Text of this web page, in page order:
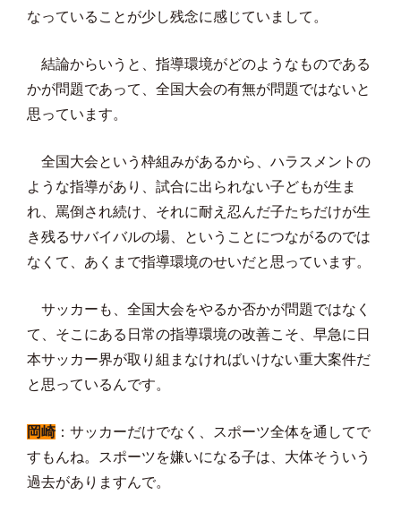
なっていることが少し残念に感じていまして。
結論からいうと、指導環境がどのようなものである
かが問題であって、全国大会の有無が問題ではないと
思っています。
全国大会という枠組みがあるから、ハラスメントの
ような指導があり、試合に出られない子どもが生ま
れ、罵倒され続け、それに耐え忍んだ子たちだけが生
き残るサバイバルの場、ということにつながるのでは
なくて、あくまで指導環境のせいだと思っています。
サッカーも、全国大会をやるか否かが問題ではなく
て、そこにある日常の指導環境の改善こそ、早急に日
本サッカー界が取り組まなければいけない重大案件だ
と思っているんです。
岡崎：サッカーだけでなく、スポーツ全体を通してで
すもんね。スポーツを嫌いになる子は、大体そういう
過去がありますんで。